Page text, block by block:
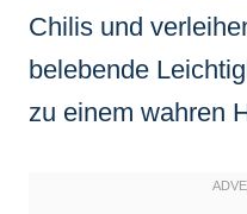
Chilis und
belebende
zu einem wahren